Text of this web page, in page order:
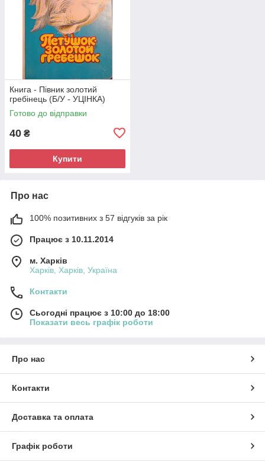
Книга - Півник золотий
гребінець (Б/У - УЦІНКА)
Готово до відправки
40 ₴
Купити
Про нас
100% позитивних з 57 відгуків за рік
Працює з 10.11.2014
м. Харків
Харків, Харків, Україна
Контакти
Сьогодні працює з 10:00 до 18:00
Показати весь графік роботи
Про нас
Контакти
Доставка та оплата
Графік роботи